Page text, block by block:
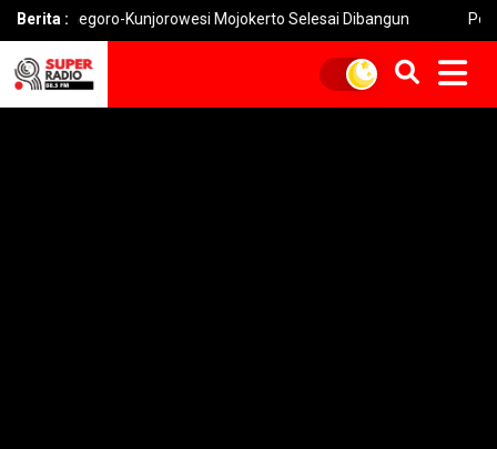
Berita :Kunjorowesi Mojokerto Selesai Dibangun Pemkot